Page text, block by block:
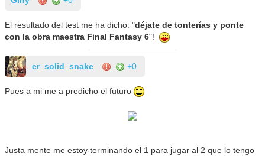
El resultado del test me ha dicho: "déjate de tonterías y ponte
con la obra maestra Final Fantasy 6"!
er_solid_snake +0
Pues a mi me a predicho el futuro
Justa mente me estoy terminando el 1 para jugar al 2 que lo tengo